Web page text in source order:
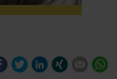
FacebookTwitterLinkedIn E-mail